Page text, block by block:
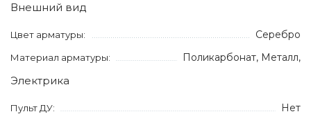
Внешний вид
Цвет арматуры: Серебро
Материал арматуры: Поликарбонат, Металл,
Электрика
Пульт ДУ: Нет